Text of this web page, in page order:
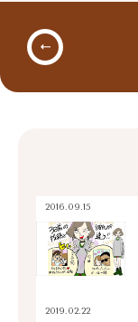
2016.09.15
2019.02.22